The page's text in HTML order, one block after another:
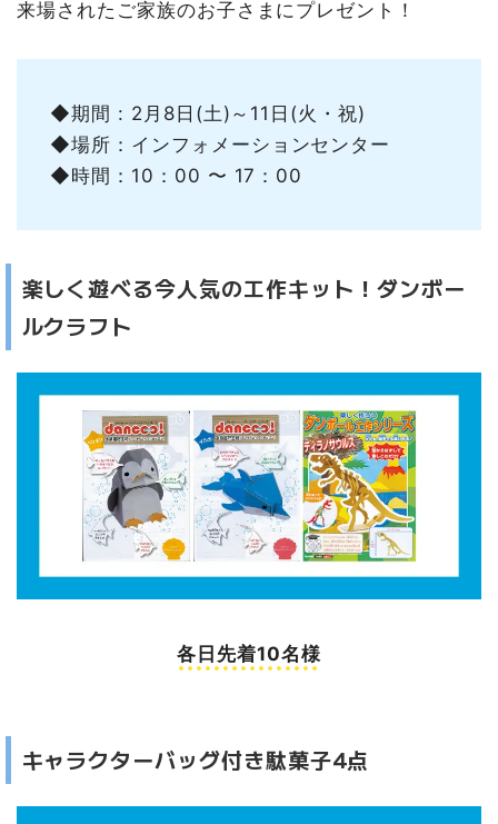
来場されたご家族のお子さまにプレゼント！
◆期間 : 2月8日(土)～11日(火・祝)
◆場所：インフォメーションセンター
◆時間：10：00 〜 17：00
楽しく遊べる今人気の工作キット！ダンボー
ルクラフト
各日先着10名様
キャラクターバッグ付き駄菓子4点